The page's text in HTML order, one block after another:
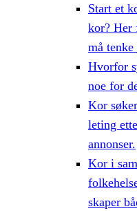
Start et
kor? Her
må tenke
Hvorfor
noe for
Kor
leting
annonser.
Kor i
skaper